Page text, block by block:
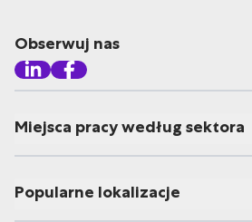
Obserwuj nas
Miejsca pracy według sektora
Popularne lokalizacje